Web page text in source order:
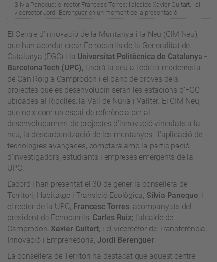
Silvia Paneque; el rector Francesc Torres; l'alcalde Xavier-Guitart, i el
vicerector Jordi-Berenguer, en un moment de la presentació
El Centre d’Innovació de la Muntanya i la Neu (CIM Neu),
que han acordat crear Ferrocarrils de la Generalitat de
Catalunya (FGC) i la Universitat Politècnica de Catalunya -
BarcelonaTech (UPC), tindrà la seu a l’edifici modernista
de Can Roig a Camprodon i el banc de proves dels
projectes que es desenvolupin seran les estacions d’FGC
ubicades al Ripollès: la Vall de Núria i Vallter. El CIM Neu,
que neix com un espai de referència per al
desenvolupament de projectes d’innovació vinculats a la
neu, la descarbonització de les muntanyes i l’aplicació de
tecnologies avançades, comptarà amb la participació
d’investigadors, estudiants i empreses emergents de la
UPC.
L’acord l’han presentat el 30 de gener la consellera de
Territori, Habitatge i Transició Ecològica, Sílvia Paneque, i
el rector de la UPC, Francesc Torres, acompanyats del
president de Ferrocarrils, Carles Ruiz; l’alcalde de
Camprodon, Xavier Guitart, i el vicerector de Transferència,
Innovació i Emprenedoria, Jordi Berenguer.
La consellera de Territori ha destacat que aquest centre